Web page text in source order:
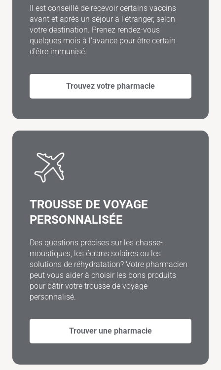
Il est conseillé de recevoir certains vaccins
avant et après un séjour à l’étranger, selon
votre destination. Prenez rendez-vous
quelques mois à l'avance pour être certain
d'être immunisé.
Trouvez votre pharmacie
TROUSSE DE VOYAGE
PERSONNALISÉE
Des questions précises sur les chasse-
moustiques, les écrans solaires ou les
solutions de réhydratation? Votre pharmacien
peut vous aider à choisir les bons produits
pour bâtir votre trousse de voyage
personnalisé.
Trouver une pharmacie